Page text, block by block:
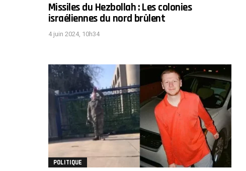
Missiles du Hezbollah : Les colonies
israéliennes du nord brûlent
4 juin 2024, 10h34
POLITIQUE